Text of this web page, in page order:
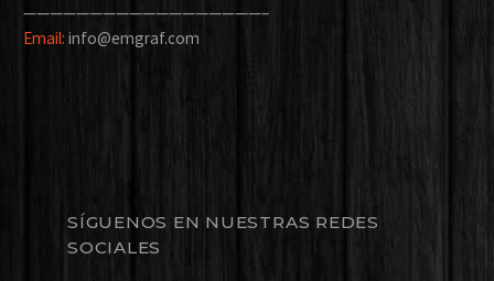
——————————————————–
Email: info@emgraf.com
SÍGUENOS EN NUESTRAS REDES
SOCIALES